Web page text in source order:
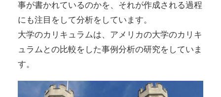
事が書かれているのかを、それが作成される過程
にも注目をして分析をしています。
大学のカリキュラムは、アメリカの大学のカリキ
ュラムとの比較をした事例分析の研究をしていま
す。